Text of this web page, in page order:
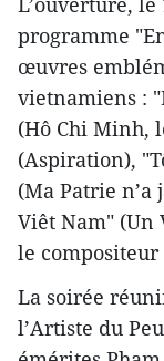
programme
œuvres
vietnamiens :
(Hô Chi Minh,
(Aspiration),
(Ma Patrie n’a
Viêt Nam" (Un
le
La soirée
l’Artiste du